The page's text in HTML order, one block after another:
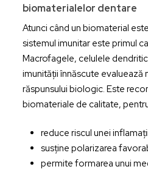
biomaterialelor dentare
Atunci când un biomaterial
sistemul imunitar este primul
Macrofagele, celulele
imunității înnăscute evaluează
răspunsului biologic. Este
biomateriale de calitate,
reduce riscul unei
susține polarizarea
permite formarea unui